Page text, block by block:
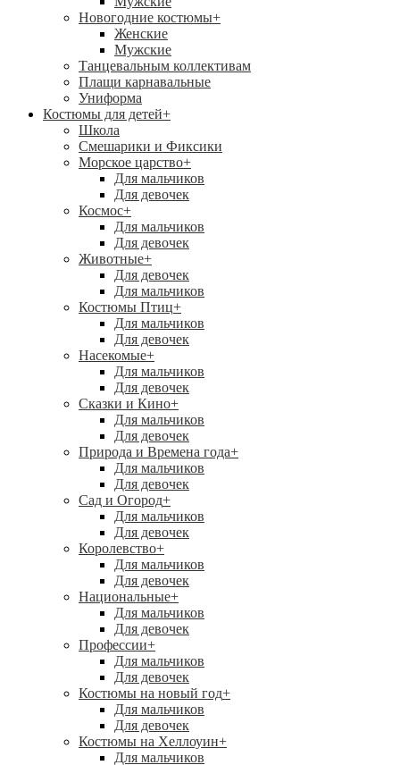
Новогодние костюмы+
Женские
Мужские
Танцевальным коллективам
Плащи карнавальные
Униформа
Костюмы для детей+
Школа
Смешарики и Фиксики
Морское царство+
Для мальчиков
Для девочек
Космос+
Для мальчиков
Для девочек
Животные+
Для девочек
Для мальчиков
Костюмы Птиц+
Для мальчиков
Для девочек
Насекомые+
Для мальчиков
Для девочек
Сказки и Кино+
Для мальчиков
Для девочек
Природа и Времена года+
Для мальчиков
Для девочек
Сад и Огород+
Для мальчиков
Для девочек
Королевство+
Для мальчиков
Для девочек
Национальные+
Для мальчиков
Для девочек
Профессии+
Для мальчиков
Для девочек
Костюмы на новый год+
Для мальчиков
Для девочек
Костюмы на Хеллоуин+
Для мальчиков